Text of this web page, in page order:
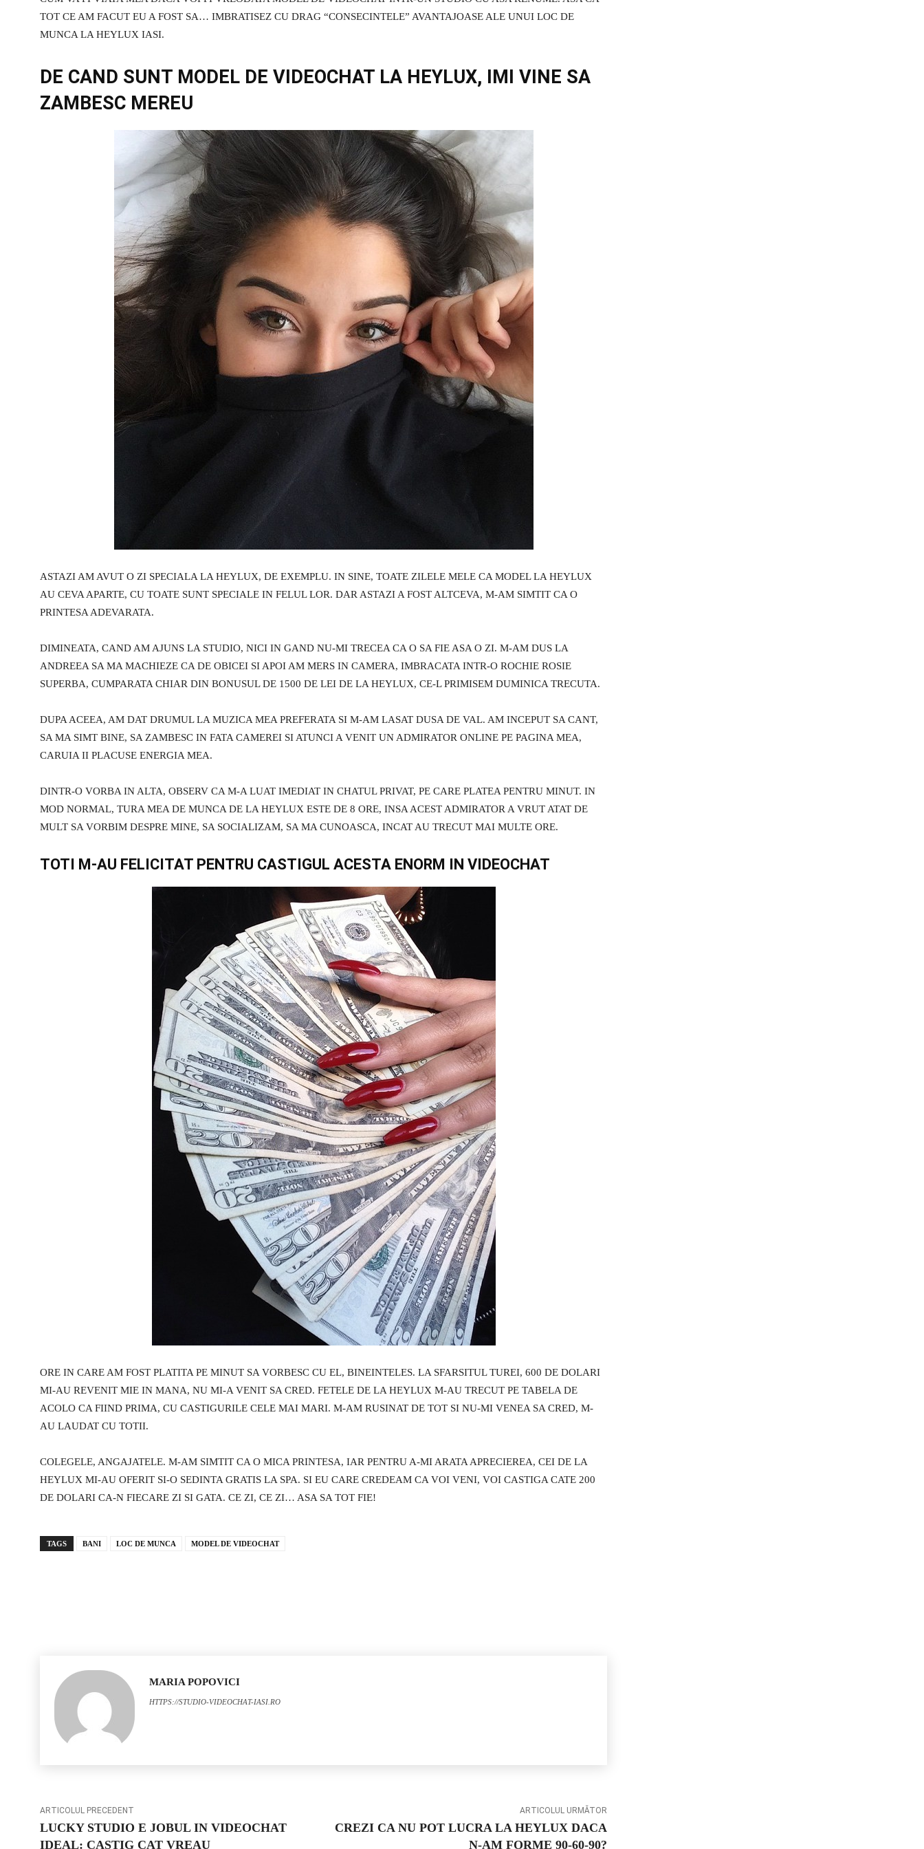
TOT CE AM FACUT EU A FOST SA… IMBRATISEZ CU DRAG “CONSECINTELE” AVANTAJOASE ALE UNUI LOC DE
MUNCA LA HEYLUX IASI.
DE CAND SUNT MODEL DE VIDEOCHAT LA HEYLUX, IMI VINE SA
ZAMBESC MEREU
ASTAZI AM AVUT O ZI SPECIALA LA HEYLUX, DE EXEMPLU. IN SINE, TOATE ZILELE MELE CA MODEL LA HEYLUX
AU CEVA APARTE, CU TOATE SUNT SPECIALE IN FELUL LOR. DAR ASTAZI A FOST ALTCEVA, M-AM SIMTIT CA O
PRINTESA ADEVARATA.
DIMINEATA, CAND AM AJUNS LA STUDIO, NICI IN GAND NU-MI TRECEA CA O SA FIE ASA O ZI. M-AM DUS LA
ANDREEA SA MA MACHIEZE CA DE OBICEI SI APOI AM MERS IN CAMERA, IMBRACATA INTR-O ROCHIE ROSIE
SUPERBA, CUMPARATA CHIAR DIN BONUSUL DE 1500 DE LEI DE LA HEYLUX, CE-L PRIMISEM DUMINICA TRECUTA.
DUPA ACEEA, AM DAT DRUMUL LA MUZICA MEA PREFERATA SI M-AM LASAT DUSA DE VAL. AM INCEPUT SA CANT,
SA MA SIMT BINE, SA ZAMBESC IN FATA CAMEREI SI ATUNCI A VENIT UN ADMIRATOR ONLINE PE PAGINA MEA,
CARUIA II PLACUSE ENERGIA MEA.
DINTR-O VORBA IN ALTA, OBSERV CA M-A LUAT IMEDIAT IN CHATUL PRIVAT, PE CARE PLATEA PENTRU MINUT. IN
MOD NORMAL, TURA MEA DE MUNCA DE LA HEYLUX ESTE DE 8 ORE, INSA ACEST ADMIRATOR A VRUT ATAT DE
MULT SA VORBIM DESPRE MINE, SA SOCIALIZAM, SA MA CUNOASCA, INCAT AU TRECUT MAI MULTE ORE.
TOTI M-AU FELICITAT PENTRU CASTIGUL ACESTA ENORM IN VIDEOCHAT
ORE IN CARE AM FOST PLATITA PE MINUT SA VORBESC CU EL, BINEINTELES. LA SFARSITUL TUREI, 600 DE DOLARI
MI-AU REVENIT MIE IN MANA, NU MI-A VENIT SA CRED. FETELE DE LA HEYLUX M-AU TRECUT PE TABELA DE
ACOLO CA FIIND PRIMA, CU CASTIGURILE CELE MAI MARI. M-AM RUSINAT DE TOT SI NU-MI VENEA SA CRED, M-
AU LAUDAT CU TOTII.
COLEGELE, ANGAJATELE. M-AM SIMTIT CA O MICA PRINTESA, IAR PENTRU A-MI ARATA APRECIEREA, CEI DE LA
HEYLUX MI-AU OFERIT SI-O SEDINTA GRATIS LA SPA. SI EU CARE CREDEAM CA VOI VENI, VOI CASTIGA CATE 200
DE DOLARI CA-N FIECARE ZI SI GATA. CE ZI, CE ZI… ASA SA TOT FIE!
TAGS BANI LOC DE MUNCA MODEL DE VIDEOCHAT
MARIA POPOVICI
HTTPS://STUDIO-VIDEOCHAT-IASI.RO
ARTICOLUL PRECEDENT
LUCKY STUDIO E JOBUL IN VIDEOCHAT
IDEAL: CASTIG CAT VREAU
ARTICOLUL URMĂTOR
CREZI CA NU POT LUCRA LA HEYLUX DACA
N-AM FORME 90-60-90?